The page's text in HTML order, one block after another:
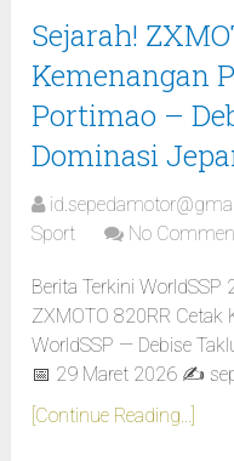
Sejarah!
Kemenangan
Portimao –
Dominasi
Sport
No
Berita Terkini WorldSSP
ZXMOTO 820RR Cetak
WorldSSP — Debise
📅 29 Maret 2026 ✍️
[Continue Reading...]